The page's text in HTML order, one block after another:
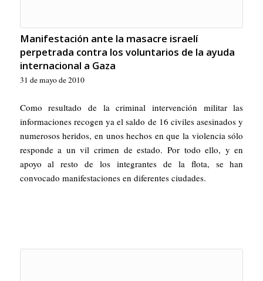
Manifestación ante la masacre israelí
perpetrada contra los voluntarios de la ayuda
internacional a Gaza
31 de mayo de 2010
Como resultado de la criminal intervención militar las
informaciones recogen ya el saldo de 16 civiles asesinados y
numerosos heridos, en unos hechos en que la violencia sólo
responde a un vil crimen de estado. Por todo ello, y en
apoyo al resto de los integrantes de la flota, se han
convocado manifestaciones en diferentes ciudades.